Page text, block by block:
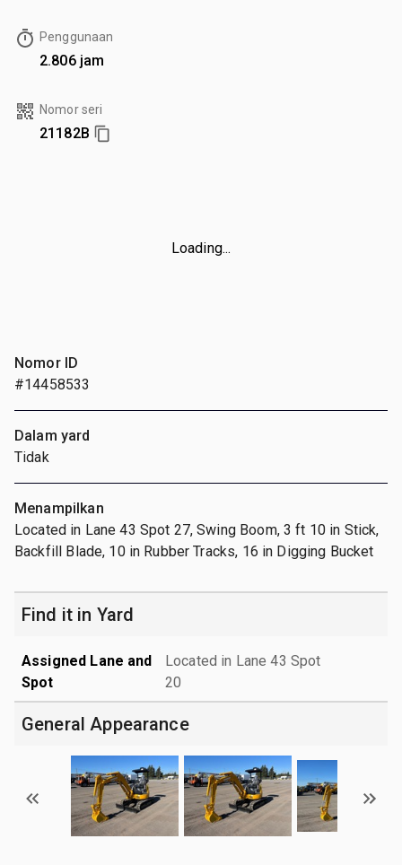
Penggunaan
2.806 jam
Nomor seri
21182B
Loading...
Nomor ID
#14458533
Dalam yard
Tidak
Menampilkan
Located in Lane 43 Spot 27, Swing Boom, 3 ft 10 in Stick,
Backfill Blade, 10 in Rubber Tracks, 16 in Digging Bucket
Find it in Yard
Assigned Lane and
Spot
Located in Lane 43 Spot
20
General Appearance